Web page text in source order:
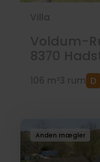
Anden mægler